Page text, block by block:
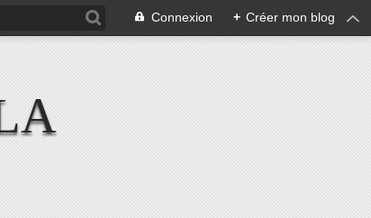
Connexion + Créer mon blog